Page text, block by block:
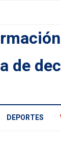
de
DEPORTES